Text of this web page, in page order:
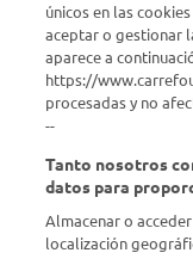
Info útil
Comprá Online
Dejanos tu mail para
que nadie.
únicos en las
aceptar o gestionar
aparece a
https://
procesadas y no
--
Tanto nosotros
datos para
Almacenar o
localización